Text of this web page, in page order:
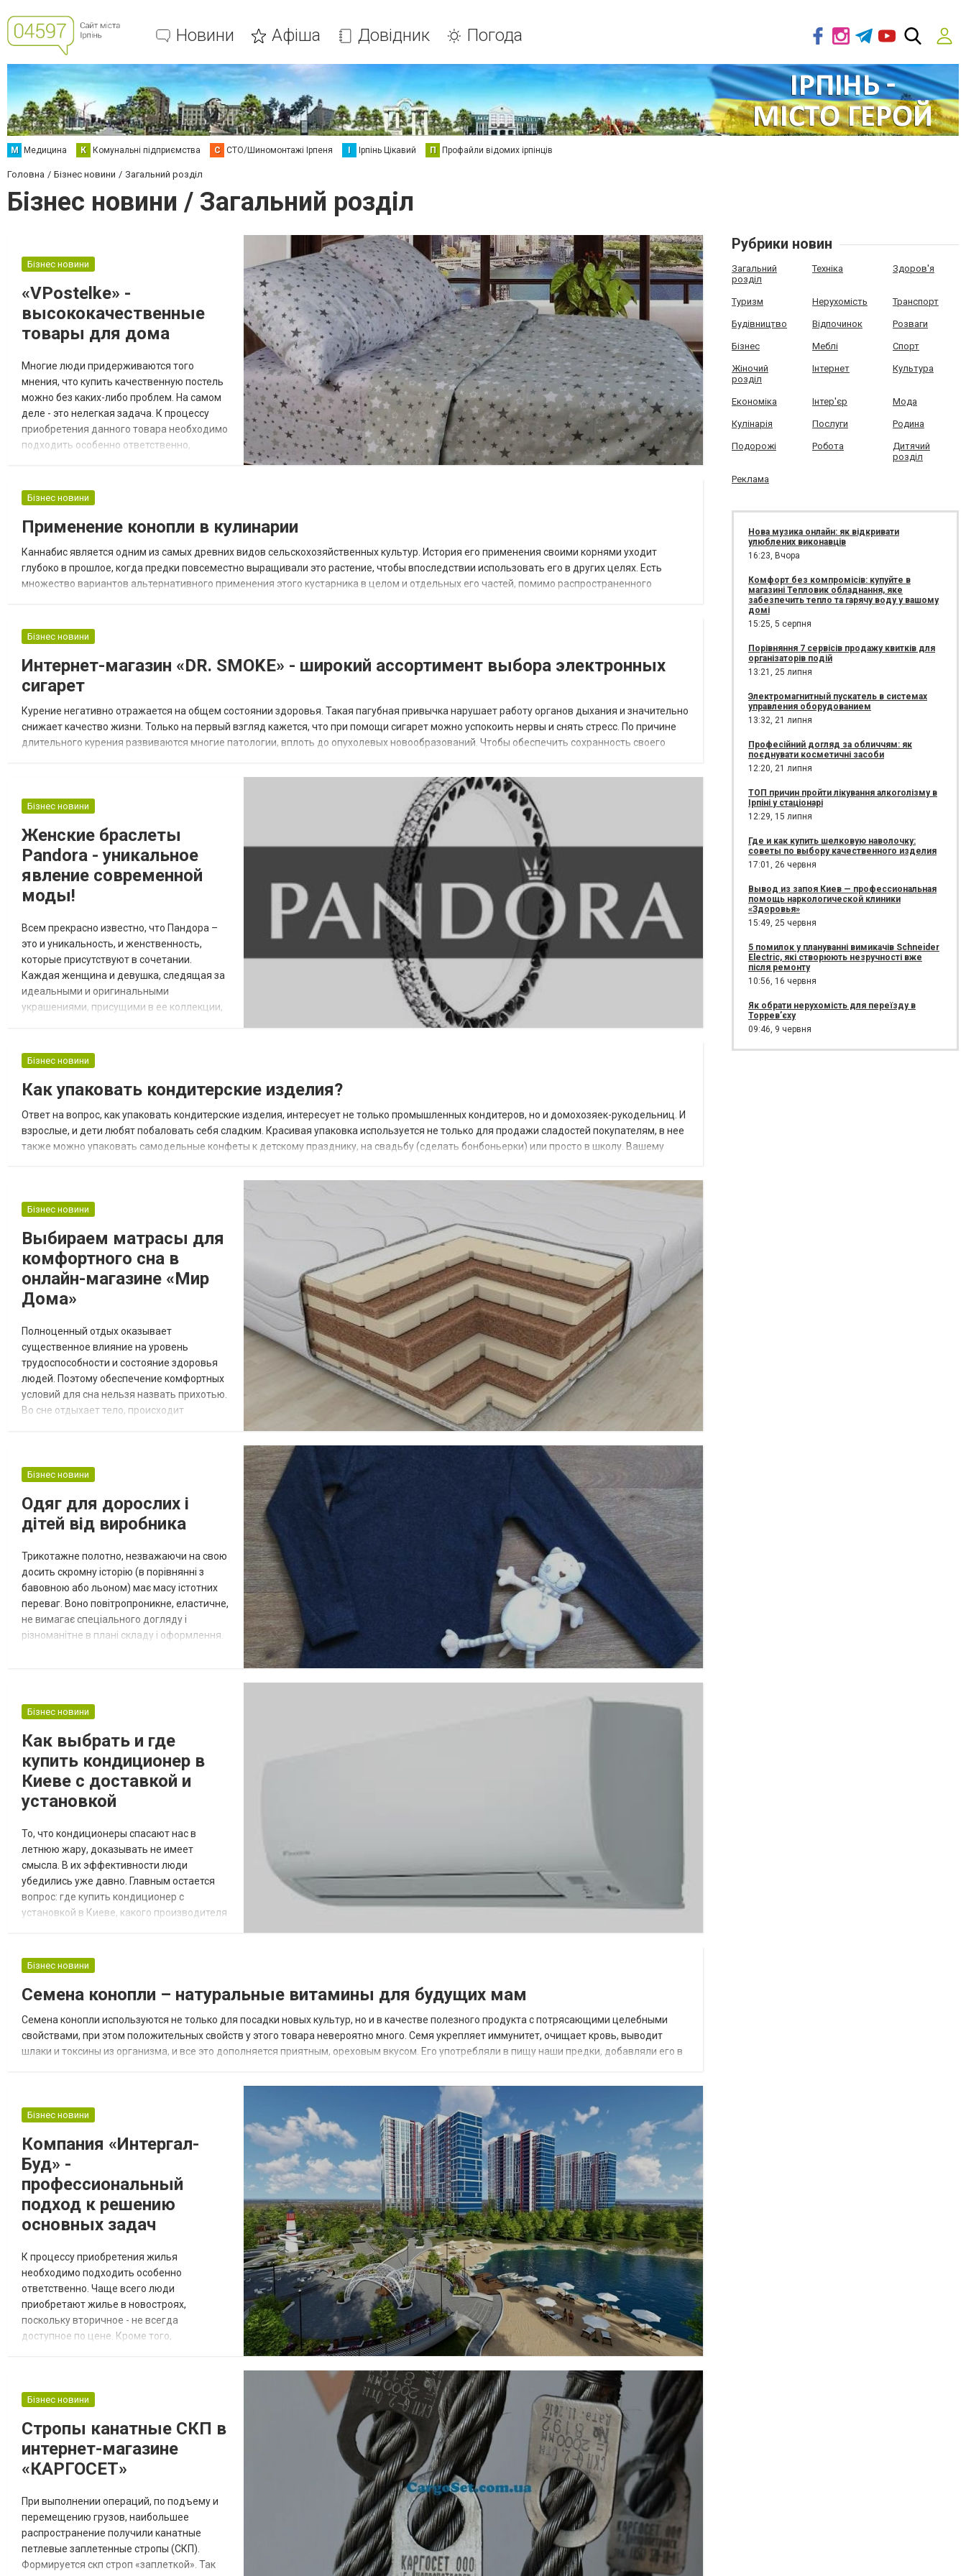
Новини Афіша Довідник Погода
М Медицина К Комунальні підприємства С СТО/Шиномонтажі Ірпеня І Ірпінь Цікавий П Профайли відомих ірпінців
Головна Бізнес новини Загальний розділ
Бізнес новини / Загальний розділ
Бізнес новини
«VPostelke» -
высококачественные
товары для дома
Многие люди придерживаются того
мнения, что купить качественную постель
можно без каких-либо проблем. На самом
деле - это нелегкая задача. К процессу
приобретения данного товара необходимо
подходить особенно ответственно,
состояния здоровья. Неудобная подушка,
некачественное постельное белье,
неудобная кровать - это те факторы,
которые могут вызвать бессонницу. По
причине недосыпа л...
Бізнес новини
Применение конопли в кулинарии
Каннабис является одним из самых древних видов сельскохозяйственных культур. История его применения своими корнями уходит
глубоко в прошлое, когда предки повсеместно выращивали это растение, чтобы впоследствии использовать его в других целях. Есть
множество вариантов альтернативного применения этого кустарника в целом и отдельных его частей, помимо распространенного
Бізнес новини
Интернет-магазин «DR. SMOKE» - широкий ассортимент выбора электронных
сигарет
Курение негативно отражается на общем состоянии здоровья. Такая пагубная привычка нарушает работу органов дыхания и значительно
снижает качество жизни. Только на первый взгляд кажется, что при помощи сигарет можно успокоить нервы и снять стресс. По причине
длительного курения развиваются многие патологии, вплоть до опухолевых новообразований. Чтобы обеспечить сохранность своего
Бізнес новини
Женские браслеты
Pandora - уникальное
явление современной
моды!
Всем прекрасно известно, что Пандора –
это и уникальность, и женственность,
которые присутствуют в сочетании.
Каждая женщина и девушка, следящая за
идеальными и оригинальными
украшениями, присущими в ее коллекции,
минимум несколько от известного во всем
мире бренда. Особой популярностью
среди представительниц прекрасной
половины человечества всегда
пользовались серебряные и зо...
Бізнес новини
Как упаковать кондитерские изделия?
Ответ на вопрос, как упаковать кондитерские изделия, интересует не только промышленных кондитеров, но и домохозяек-рукодельниц. И
взрослые, и дети любят побаловать себя сладким. Красивая упаковка используется не только для продажи сладостей покупателям, в нее
также можно упаковать самодельные конфеты к детскому празднику, на свадьбу (сделать бонбоньерки) или просто в школу. Вашему
Бізнес новини
Выбираем матрасы для
комфортного сна в
онлайн-магазине «Мир
Дома»
Полноценный отдых оказывает
существенное влияние на уровень
трудоспособности и состояние здоровья
людей. Поэтому обеспечение комфортных
условий для сна нельзя назвать прихотью.
Во сне отдыхает тело, происходит
магазине «Мир Дома» клиентам
пружинных блоков и беспружинные
модели. Беспружинные матрасы Особой
Бізнес новини
Одяг для дорослих і
дітей від виробника
Трикотажне полотно, незважаючи на свою
досить скромну історію (в порівнянні з
бавовною або льоном) має масу істотних
переваг. Воно повітропроникне, еластичне,
не вимагає спеціального догляду і
різноманітне в плані складу і оформлення.
факторів (сезону, цілей використання) і
Бізнес новини
Как выбрать и где
купить кондиционер в
Киеве с доставкой и
установкой
То, что кондиционеры спасают нас в
летнюю жару, доказывать не имеет
смысла. В их эффективности люди
убедились уже давно. Главным остается
вопрос: где купить кондиционер с
установкой в Киеве, какого производителя
Современные кондиционеры
обеспечивают комфортный микроклимат в
любых помещениях, и при этом имеют
бесшумно. Выбирать такую технику лучше
у проверенн...
Бізнес новини
Семена конопли – натуральные витамины для будущих мам
Семена конопли используются не только для посадки новых культур, но и в качестве полезного продукта с потрясающими целебными
свойствами, при этом положительных свойств у этого товара невероятно много. Семя укрепляет иммунитет, очищает кровь, выводит
шлаки и токсины из организма, и все это дополняется приятным, ореховым вкусом. Его употребляли в пищу наши предки, добавляли его в
Бізнес новини
Компания «Интергал-
Буд» -
профессиональный
подход к решению
основных задач
К процессу приобретения жилья
необходимо подходить особенно
ответственно. Чаще всего люди
приобретают жилье в новостроях,
поскольку вторичное - не всегда
доступное по цене. Кроме того,
приятные соседи. Если вложить деньги в
значительно сэкономить семейный
бюджет. Но не бывает всё так просто. На
строительном рынке существу...
Бізнес новини
Стропы канатные СКП в
интернет-магазине
«КАРГОСЕТ»
При выполнении операций, по подъему и
перемещению грузов, наибольшее
распространение получили канатные
петлевые заплетенные стропы (СКП).
Формируется скп строп «заплеткой». Так
Рубрики новин
Загальний
розділ
Техніка Здоров'я
Туризм Нерухомість Транспорт
Будівництво Відпочинок Розваги
Бізнес Меблі Спорт
Жіночий
розділ
Інтернет Культура
Економіка Інтер'єр Мода
Кулінарія Послуги Родина
Подорожі Робота
Дитячий
розділ
Реклама
Нова музика онлайн: як відкривати
улюблених виконавців
16:23, Вчора
Комфорт без компромісів: купуйте в
магазині Тепловик обладнання, яке
забезпечить тепло та гарячу воду у вашому
домі
15:25, 5 серпня
Порівняння 7 сервісів продажу квитків для
організаторів подій
13:21, 25 липня
Электромагнитный пускатель в системах
управления оборудованием
13:32, 21 липня
Професійний догляд за обличчям: як
поєднувати косметичні засоби
12:20, 21 липня
ТОП причин пройти лікування алкоголізму в
Ірпіні у стаціонарі
12:29, 15 липня
Где и как купить шелковую наволочку:
советы по выбору качественного изделия
17:01, 26 червня
Вывод из запоя Киев — профессиональная
помощь наркологической клиники
«Здоровья»
15:49, 25 червня
5 помилок у плануванні вимикачів Schneider
Electric, які створюють незручності вже
після ремонту
10:56, 16 червня
Як обрати нерухомість для переїзду в
Торрев’єху
09:46, 9 червня